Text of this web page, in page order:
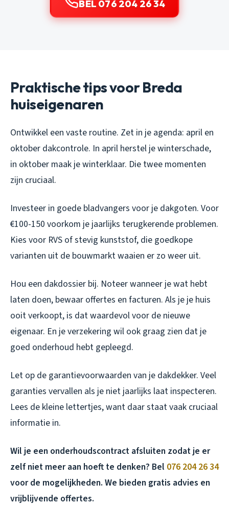
BEL 076 204 26 34
Praktische tips voor Breda
huiseigenaren
Ontwikkel een vaste routine. Zet in je agenda: april en
oktober dakcontrole. In april herstel je winterschade,
in oktober maak je winterklaar. Die twee momenten
zijn cruciaal.
Investeer in goede bladvangers voor je dakgoten. Voor
€100-150 voorkom je jaarlijks terugkerende problemen.
Kies voor RVS of stevig kunststof, die goedkope
varianten uit de bouwmarkt waaien er zo weer uit.
Hou een dakdossier bij. Noteer wanneer je wat hebt
laten doen, bewaar offertes en facturen. Als je je huis
ooit verkoopt, is dat waardevol voor de nieuwe
eigenaar. En je verzekering wil ook graag zien dat je
goed onderhoud hebt gepleegd.
Let op de garantievoorwaarden van je dakdekker. Veel
garanties vervallen als je niet jaarlijks laat inspecteren.
Lees de kleine lettertjes, want daar staat vaak cruciaal
informatie in.
Wil je een onderhoudscontract afsluiten zodat je er
zelf niet meer aan hoeft te denken? Bel 076 204 26 34
voor de mogelijkheden. We bieden gratis advies en
vrijblijvende offertes.